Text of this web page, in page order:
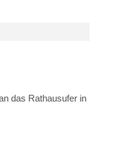
das Rathausufer in